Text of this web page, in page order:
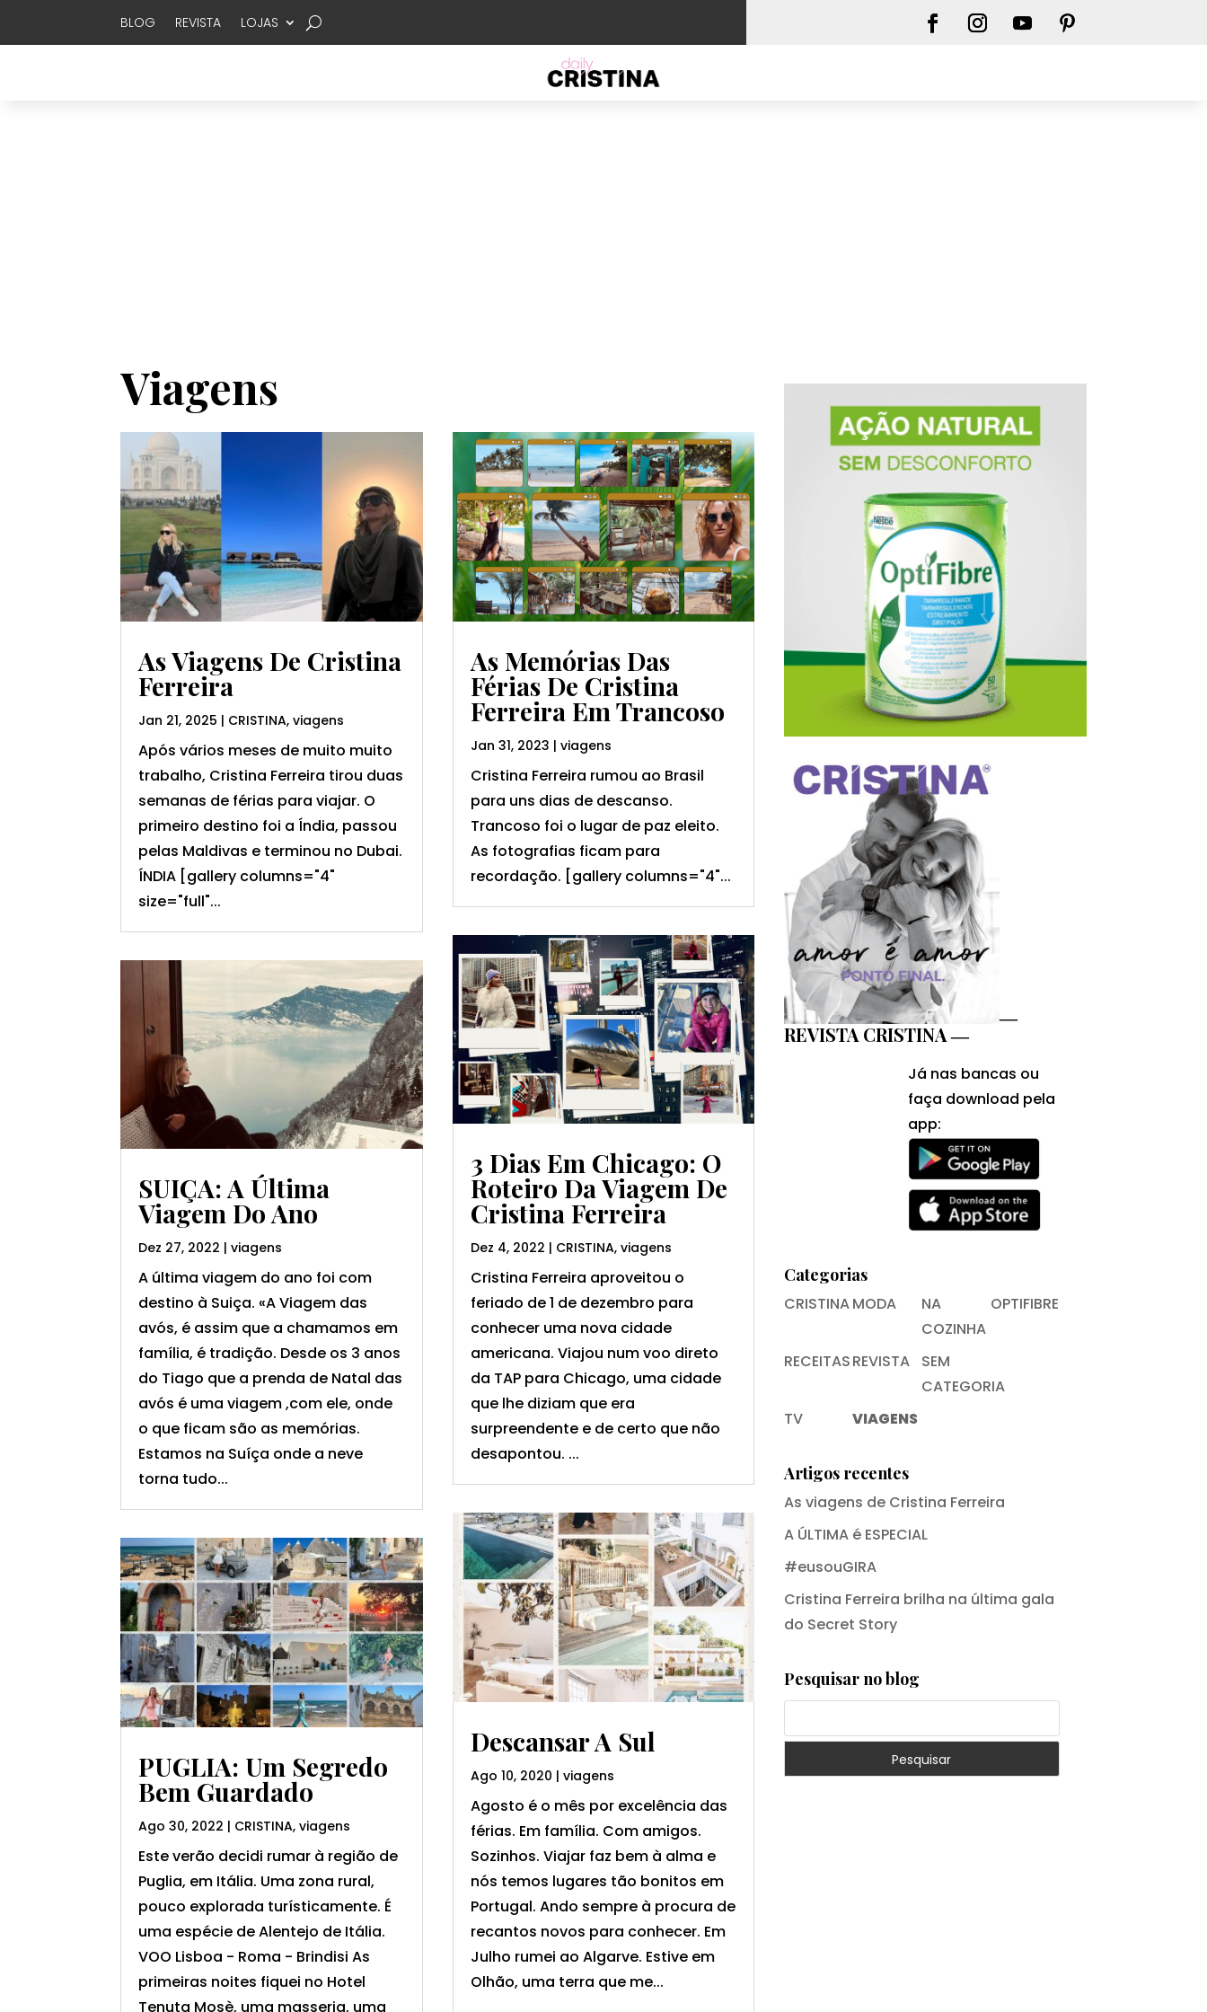
BLOG REVISTA LOJAS
Viagens
As Viagens De Cristina
Ferreira
Jan 21, 2025 | CRISTINA,viagens
Após vários meses de muito muito
trabalho, Cristina Ferreira tirou duas
semanas de férias para viajar. O
primeiro destino foi a Índia, passou
pelas Maldivas e terminou no Dubai.
ÍNDIA [gallery columns="4"
size="full"...
SUIÇA: A Última
Viagem Do Ano
Dez 27, 2022 |viagens
A última viagem do ano foi com
destino à Suiça. «A Viagem das
avós, é assim que a chamamos em
família, é tradição. Desde os 3 anos
do Tiago que a prenda de Natal das
avós é uma viagem ,com ele, onde
o que ficam são as memórias.
Estamos na Suíça onde a neve
torna tudo...
PUGLIA: Um Segredo
Bem Guardado
Ago 30, 2022 | CRISTINA,viagens
Este verão decidi rumar à região de
Puglia, em Itália. Uma zona rural,
pouco explorada turísticamente. É
uma espécie de Alentejo de Itália.
VOO Lisboa - Roma - Brindisi As
primeiras noites fiquei no Hotel
Tenuta Mosè, uma masseria, uma
As Memórias Das
Férias De Cristina
Ferreira Em Trancoso
Jan 31, 2023 | viagens
Cristina Ferreira rumou ao Brasil
para uns dias de descanso.
Trancoso foi o lugar de paz eleito.
As fotografias ficam para
recordação. [gallery columns="4"...
3 Dias Em Chicago: O
Roteiro Da Viagem De
Cristina Ferreira
Dez 4, 2022 | CRISTINA, viagens
Cristina Ferreira aproveitou o
feriado de 1 de dezembro para
conhecer uma nova cidade
americana. Viajou num voo direto
da TAP para Chicago, uma cidade
que lhe diziam que era
surpreendente e de certo que não
desapontou. ...
Descansar A Sul
Ago 10, 2020 | viagens
Agosto é o mês por excelência das
férias. Em família. Com amigos.
Sozinhos. Viajar faz bem à alma e
nós temos lugares tão bonitos em
Portugal. Ando sempre à procura de
recantos novos para conhecer. Em
Julho rumei ao Algarve. Estive em
Olhão, uma terra que me...
―
REVISTA CRISTINA ―
Já nas bancas ou
faça download pela
app:
Categorias
CRISTINAMODA
NA
COZINHA
OPTIFIBRE
RECEITASREVISTA
SEM
CATEGORIA
TV
VIAGENS
Artigos recentes
As viagens de Cristina Ferreira
A ÚLTIMA é ESPECIAL
#eusouGIRA
Cristina Ferreira brilha na última gala
do Secret Story
Pesquisar no blog